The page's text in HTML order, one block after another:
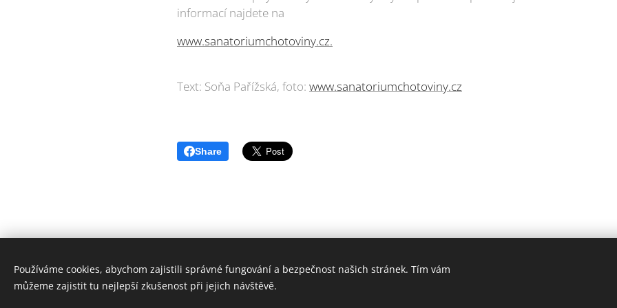
informací najdete na
www.sanatoriumchotoviny.cz.
Text: Soňa Pařížská, foto: www.sanatoriumchotoviny.cz
Share
© 2006-2025 PrimaŽena.cz I ESPRIT BOHEMIA s.r.o. I Všechna práva
Používáme cookies, abychom zajistili správné fungování a bezpečnost našich stránek. Tím vám
můžeme zajistit tu nejlepší zkušenost při jejich návštěvě.